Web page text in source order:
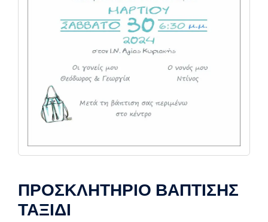
ΠΡΟΣΚΛΗΤΗΡΙΟ ΒΑΠΤΙΣΗΣ
ΤΑΞΙΔΙ